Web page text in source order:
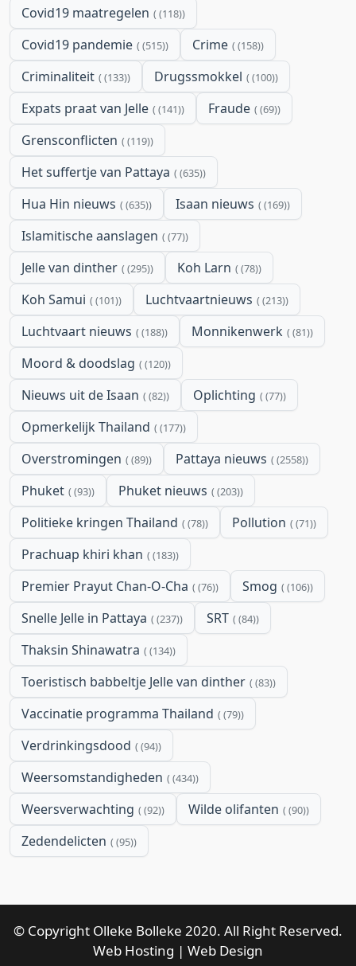
Covid19 maatregelen (118)
Covid19 pandemie (515) Crime (158)
Criminaliteit (133) Drugssmokkel (100)
Expats praat van Jelle (141) Fraude (69)
Grensconflicten (119)
Het suffertje van Pattaya (635)
Hua Hin nieuws (635) Isaan nieuws (169)
Islamitische aanslagen (77)
Jelle van dinther (295) Koh Larn (78)
Koh Samui (101) Luchtvaartnieuws (213)
Luchtvaart nieuws (188) Monnikenwerk (81)
Moord & doodslag (120)
Nieuws uit de Isaan (82) Oplichting (77)
Opmerkelijk Thailand (177)
Overstromingen (89) Pattaya nieuws (2558)
Phuket (93) Phuket nieuws (203)
Politieke kringen Thailand (78) Pollution (71)
Prachuap khiri khan (183)
Premier Prayut Chan-O-Cha (76) Smog (106)
Snelle Jelle in Pattaya (237) SRT (84)
Thaksin Shinawatra (134)
Toeristisch babbeltje Jelle van dinther (83)
Vaccinatie programma Thailand (79)
Verdrinkingsdood (94)
Weersomstandigheden (434)
Weersverwachting (92) Wilde olifanten (90)
Zedendelicten (95)
© Copyright Olleke Bolleke 2020. All Right Reserved.
Web Hosting | Web Design